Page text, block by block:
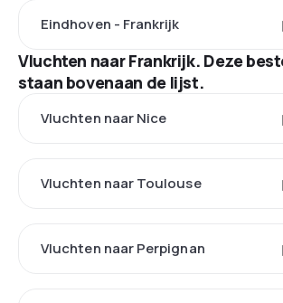
Eindhoven - Frankrijk
Vluchten naar Frankrijk. Deze
staan bovenaan de lijst.
Vluchten naar Nice
Vluchten naar Toulouse
Vluchten naar Perpignan